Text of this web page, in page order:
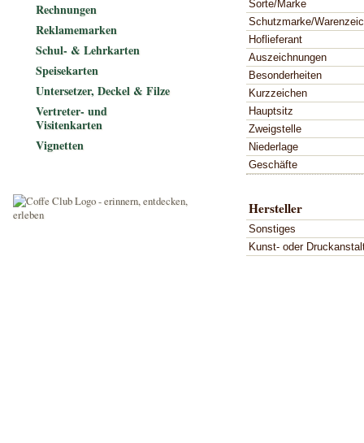
Sorte/Marke
Schutzmarke/
Hoflieferant
Auszeichnungen
Besonderheiten
Kurzzeichen
Hauptsitz
Zweigstelle
Niederlage
Geschäfte
Hersteller
Sonstiges
Kunst- oder
Rechnungen
Reklamemarken
Schul- & Lehrkarten
Speisekarten
Untersetzer, Deckel & Filze
Vertreter- und
Visitenkarten
Vignetten